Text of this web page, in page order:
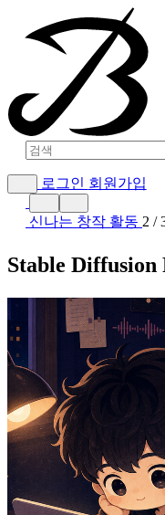
로그인 회원가입
신나는 창작 활동 2 /
Stable